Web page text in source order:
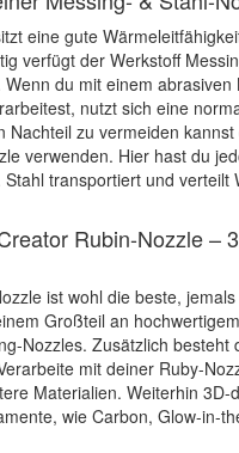
eine gute
verfügt der Werkstoff
du mit einem
nutzt sich eine
Nachteil zu vermeiden
verwenden. Hier hast du
transportiert und
Rubin-Nozzle –
ist wohl die beste,
Großteil an
Nozzles. Zusätzlich besteht
mit deiner Ruby-
Materialien. Weiterhin
wie Carbon, Glow-in-